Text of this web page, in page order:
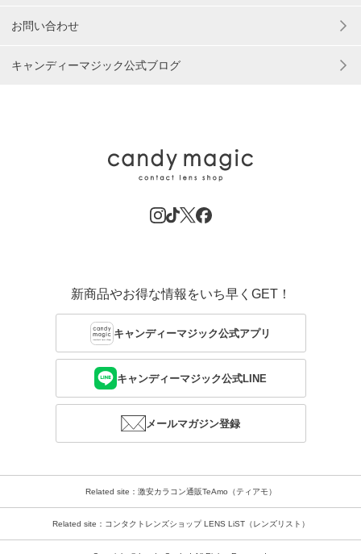
お問い合わせ
キャンディーマジック公式ブログ
新商品やお得な情報をいち早くGET！
キャンディーマジック公式アプリ
キャンディーマジック公式LINE
メールマガジン登録
Related site：激安カラコン通販TeAmo（ティアモ）
Related site：コンタクトレンズショップ LENS LiST（レンズリスト）